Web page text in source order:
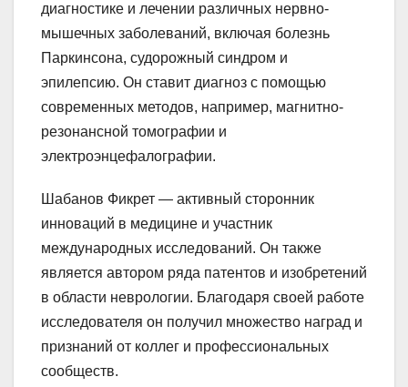
диагностике и лечении различных нервно-
мышечных заболеваний, включая болезнь
Паркинсона, судорожный синдром и
эпилепсию. Он ставит диагноз с помощью
современных методов, например, магнитно-
резонансной томографии и
электроэнцефалографии.
Шабанов Фикрет — активный сторонник
инноваций в медицине и участник
международных исследований. Он также
является автором ряда патентов и изобретений
в области неврологии. Благодаря своей работе
исследователя он получил множество наград и
признаний от коллег и профессиональных
сообществ.